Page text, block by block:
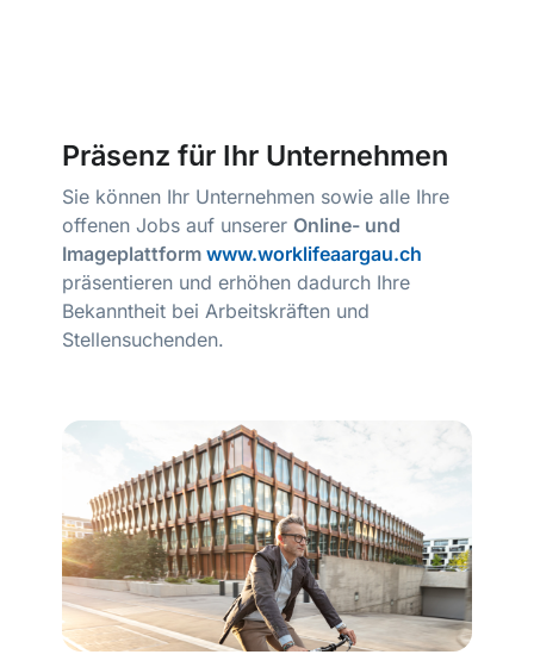
Präsenz für Ihr Unternehmen
Sie können Ihr Unternehmen sowie alle Ihre
offenen Jobs auf unserer Online- und
Imageplattform www.worklifeaargau.ch
präsentieren und erhöhen dadurch Ihre
Bekanntheit bei Arbeitskräften und
Stellensuchenden.